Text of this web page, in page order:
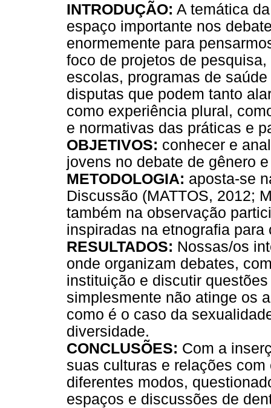
INTRODUÇÃO: A temática
espaço importante nos
enormemente para
foco de projetos de
escolas, programas de
disputas que podem tanto
como experiência plural,
e normativas das práticas e
OBJETIVOS: conhecer e
jovens no debate de gênero
METODOLOGIA: aposta-se
Discussão (MATTOS, 2012;
também na observação
inspiradas na etnografia
RESULTADOS: Nossas/os
onde organizam debates,
instituição e discutir
simplesmente não atinge os
como é o caso da
diversidade.
CONCLUSÕES: Com a
suas culturas e relações
diferentes modos,
espaços e discussões de